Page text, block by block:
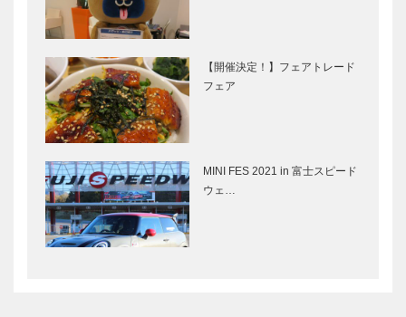
【開催決定！】フェアトレード
フェア
MINI FES 2021 in 富士スピード
ウェ…